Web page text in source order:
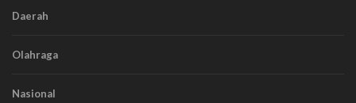
Daerah
Olahraga
Nasional